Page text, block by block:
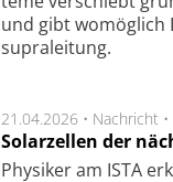
und gibt
supra­lei­tung.
21.04.2026 • Nachricht •
Solarzellen der
Physiker am ISTA